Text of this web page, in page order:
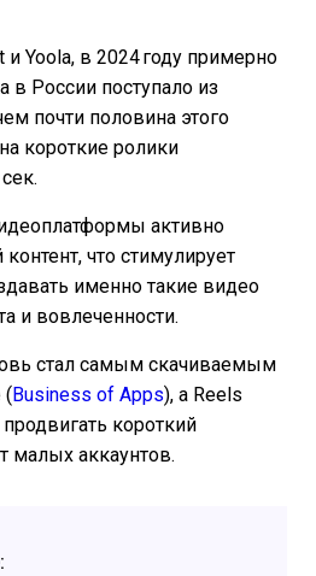
и Yoola, в 2024 году примерно
в России поступало из
почти половина этого
короткие ролики
активно
что стимулирует
именно такие видео
и вовлеченности.
стал самым скачиваемым
( Business of Apps), а Reels
короткий
малых аккаунтов.